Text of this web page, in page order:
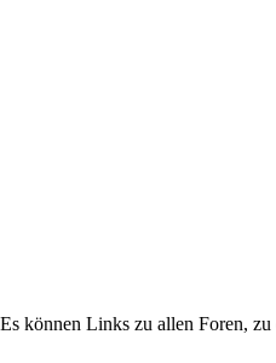
können Links zu allen Foren,